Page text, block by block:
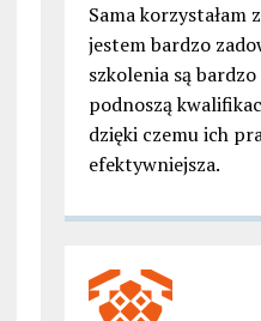
Sama korzystałam
jestem bardzo
szkolenia są
podnoszą
dzięki czemu ich
efektywniejsza.